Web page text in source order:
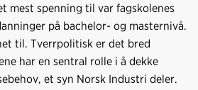
mest spenning til var fagskolenes
på bachelor- og masternivå.
til. Tverrpolitisk er det bred
har en sentral rolle i å dekke
et syn Norsk Industri deler.